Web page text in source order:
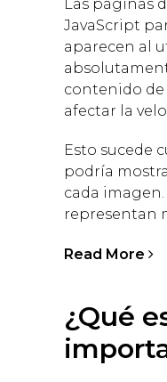
Las páginas
JavaScript
aparecen al
contenido de
afectar la
Esto sucede
podría
cada
representan
Read More
¿Qué